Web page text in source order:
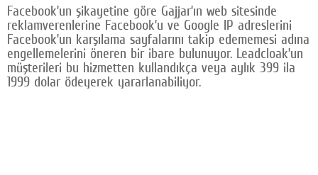
Facebook’un şikayetine göre Gajjar’ın web sitesinde
reklamverenlerine Facebook’u ve Google IP adreslerini
Facebook’un karşılama sayfalarını takip edememesi adına
engellemelerini öneren bir ibare bulunuyor. Leadcloak’un
müşterileri bu hizmetten kullandıkça veya aylık 399 ila
1999 dolar ödeyerek yararlanabiliyor.